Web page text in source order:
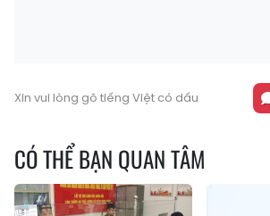
Xin vui lòng gõ tiếng Việt có dấu
CÓ THỂ BẠN QUAN TÂM